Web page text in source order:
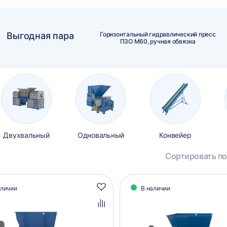
Выгодная пара
Горизонтальный гидравлический пресс
ПЗО М60, ручная обвязка
Двухвальный Одновальный Конвейер
Сортировать
Добавить
Добавить
В наличии